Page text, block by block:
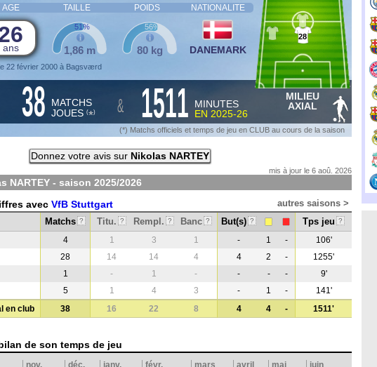
AGE TAILLE POIDS NATIONALITE
ans
22 février 2000 à Bagsværd
1,86 m
51%
80 kg
56%
DANEMARK
28
38 MATCHS
JOUES (*) & 1511
MINUTES
EN 2025-26
MILIEU
AXIAL
(*) Matchs officiels et temps de jeu en CLUB au cours de la saison
Donnez votre avis sur Nikolas NARTEY
mis à jour le 6 aoû. 2026
NARTEY - saison 2025/2026
avec VfB Stuttgart
autres saisons >
Matchs ? Titu. ? Rempl. ? Banc ? But(s) ? Tps jeu ?
4 1 3 1 - 1 -
106'
28 14 14 4 4 2 -
1255'
1 - 1 - - - -
9'
5 1 4 3 - 1 -
141'
en club
38 16 22 8 4 4 - 1511'
de son temps de jeu
nov. déc. janv. févr. mars avril mai juin